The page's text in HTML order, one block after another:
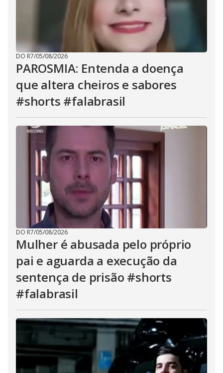
DO R7/05/08/2026
PAROSMIA: Entenda a doença
que altera cheiros e sabores
#shorts #falabrasil
DO R7/05/08/2026
Mulher é abusada pelo próprio
pai e aguarda a execução da
sentença de prisão #shorts
#falabrasil